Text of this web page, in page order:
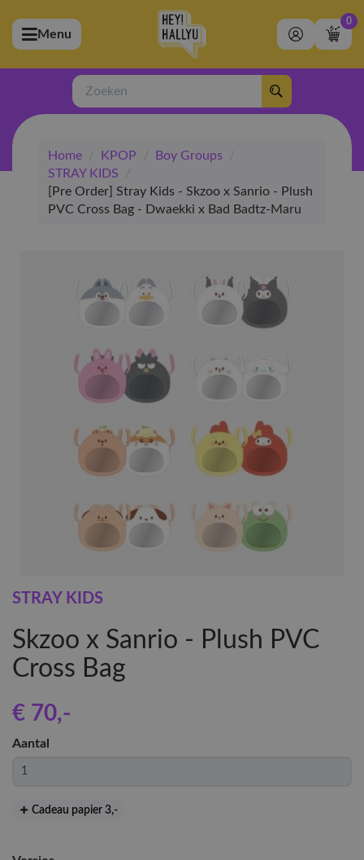
(Artiesten)
(Merchandise)
(Exclusive)
(Winkel)
Menu
0
Zoeken
Home / KPOP / Boy Groups
/
STRAY KIDS
/
[Pre Order] Stray Kids - Skzoo x Sanrio - Plush
PVC Cross Bag - Dwaekki x Bad Badtz-Maru
STRAY KIDS
Skzoo x Sanrio - Plush PVC
Cross Bag
€ 70,-
Aantal
Cadeau papier 3,-